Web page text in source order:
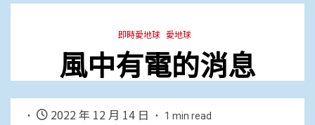
即時愛地球 愛地球
風中有電的消息
2022 年 12 月 14 日 1 min read